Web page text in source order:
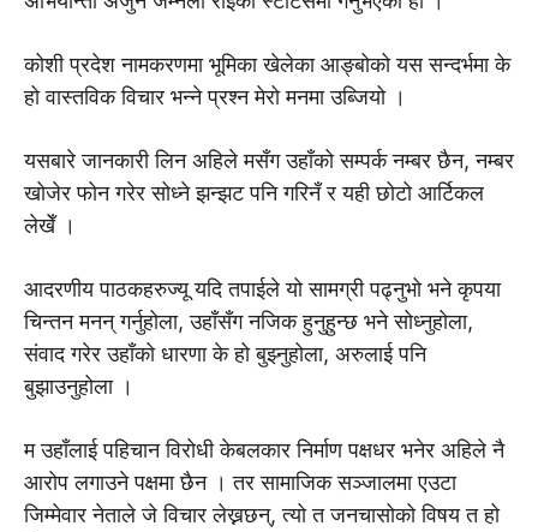
कोशी प्रदेश नामकरणमा भूमिका खेलेका आङ्बोको यस सन्दर्भमा के
हो वास्तविक विचार भन्ने प्रश्न मेरो मनमा उब्जियो ।
यसबारे जानकारी लिन अहिले मसँग उहाँको सम्पर्क नम्बर छैन, नम्बर
खोजेर फोन गरेर सोध्ने झन्झट पनि गरिनँ र यही छोटो आर्टिकल
लेखेँ ।
आदरणीय पाठकहरुज्यू यदि तपाईले यो सामग्री पढ्नुभो भने कृपया
चिन्तन मनन् गर्नुहोला, उहाँसँग नजिक हुनुहुन्छ भने सोध्नुहोला,
संवाद गरेर उहाँको धारणा के हो बुझ्नुहोला, अरुलाई पनि
बुझाउनुहोला ।
म उहाँलाई पहिचान विरोधी केबलकार निर्माण पक्षधर भनेर अहिले नै
आरोप लगाउने पक्षमा छैन । तर सामाजिक सञ्जालमा एउटा
जिम्मेवार नेताले जे विचार लेख्नछन्, त्यो त जनचासोको विषय त हो